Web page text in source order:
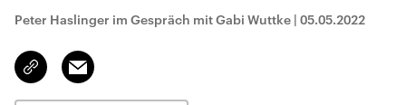
Peter Haslinger im Gespräch mit Gabi Wuttke | 05.05.2022
Link
kopieren/teilen
Email